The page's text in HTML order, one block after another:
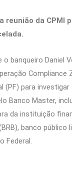
reunião da CPMI
o banqueiro Daniel
Compliance
(PF) para
Banco Master,
da instituição
banco público
Federal.